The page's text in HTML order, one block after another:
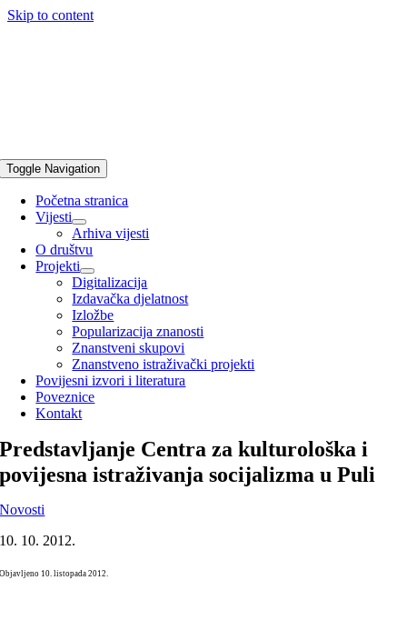
Skip to content
Toggle Navigation
Početna stranica
Vijesti
Arhiva vijesti
O društvu
Projekti
Digitalizacija
Izdavačka djelatnost
Izložbe
Popularizacija znanosti
Znanstveni skupovi
Znanstveno istraživački projekti
Povijesni izvori i literatura
Poveznice
Kontakt
Predstavljanje Centra za kulturološka i
povijesna istraživanja socijalizma u Puli
Novosti
10. 10. 2012.
Objavljeno 10. listopada 2012.